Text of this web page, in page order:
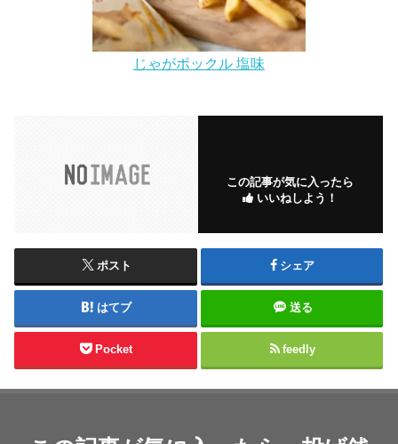
じゃがポックル 塩味
この記事が気に入ったら
いいねしよう！
ポスト シェア
はてブ 送る
Pocket feedly